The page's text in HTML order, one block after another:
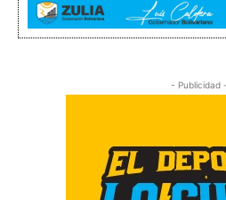
- Publicidad -